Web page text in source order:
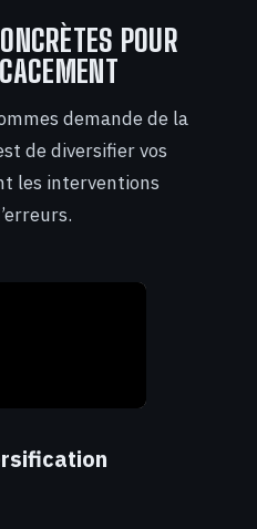
POUR
demande de la
de diversifier vos
les interventions